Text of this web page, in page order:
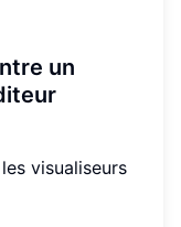
un
visualiseurs